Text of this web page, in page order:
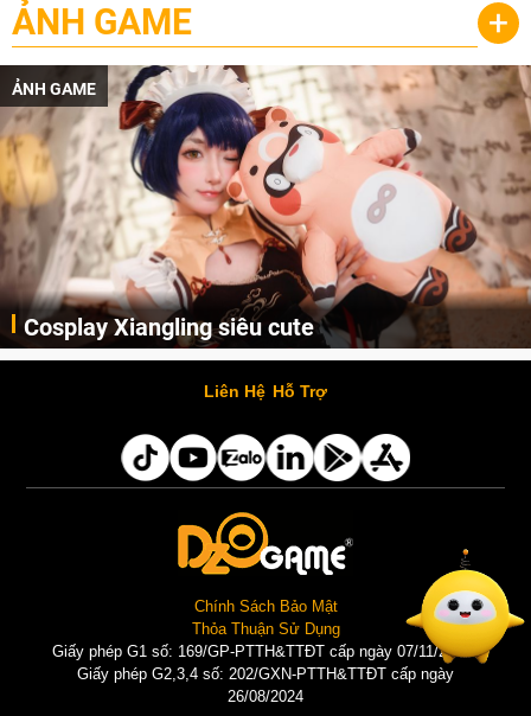
ẢNH GAME +
ẢNH GAME
Cosplay Xiangling siêu cute
Cùng thưởng thức những hình ảnh cosplay Xiangling trong Genshin Impact siêu dễ thương của người dùng Weibo "阿包也是兔娘"
Liên Hệ Hỗ Trợ
Chính Sách Bảo Mật
Thỏa Thuận Sử Dụng
Giấy phép G1 số: 169/GP-PTTH&TTĐT cấp ngày 07/11/2025 |
Giấy phép G2,3,4 số: 202/GXN-PTTH&TTĐT cấp ngày
26/08/2024